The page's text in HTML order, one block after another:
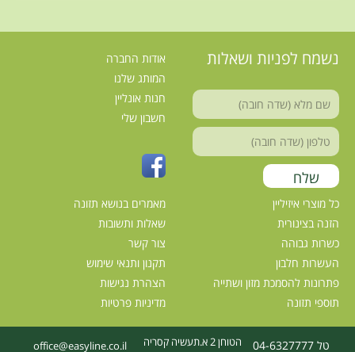
נשמח לפניות ושאלות
אודות החברה
המותג שלנו
חנות אונליין
חשבון שלי
כל מוצרי איזיליין
הזנה בצינורית
כשרות גבוהה
העשרות חלבון
פתרונות להסמכת מזון ושתייה
תוספי תזונה
מאמרים בנושא תזונה
שאלות ותשובות
צור קשר
תקנון ותנאי שימוש
הצהרת נגישות
מדיניות פרטיות
טל 04-6327777 הטוחן 2 א.תעשיה קסריה office@easyline.co.il